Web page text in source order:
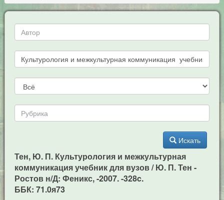
Искать
Тен, Ю. П. Культурология и межкультурная
коммуникация учебник для вузов / Ю. П. Тен -
Ростов н/Д: Феникс, -2007. -328c.
ББК: 71.0я73